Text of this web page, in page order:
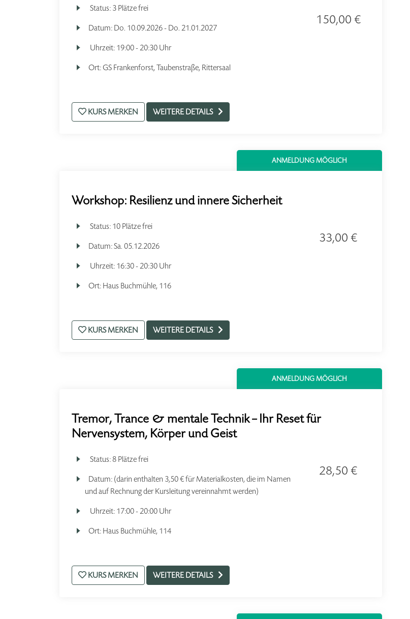
Status: 3 Plätze frei
Datum: Do. 10.09.2026 - Do. 21.01.2027
Uhrzeit: 19:00 - 20:30 Uhr
Ort:GS Frankenforst, Taubenstraße, Rittersaal
150,00 €
KURS MERKEN WEITERE DETAILS
ANMELDUNG MÖGLICH
Workshop: Resilienz und innere Sicherheit
Status: 10 Plätze frei
Datum:Sa. 05.12.2026
Uhrzeit: 16:30 - 20:30 Uhr
Ort: Haus Buchmühle, 116
33,00 €
KURS MERKEN WEITERE DETAILS
ANMELDUNG MÖGLICH
Tremor, Trance & mentale Technik – Ihr Reset für
Nervensystem, Körper und Geist
Status: 8 Plätze frei
Datum: (darin enthalten 3,50 € für Materialkosten, die im Namen
und auf Rechnung der Kursleitung vereinnahmt werden)
Uhrzeit: 17:00 - 20:00 Uhr
Ort: Haus Buchmühle, 114
28,50 €
KURS MERKEN WEITERE DETAILS